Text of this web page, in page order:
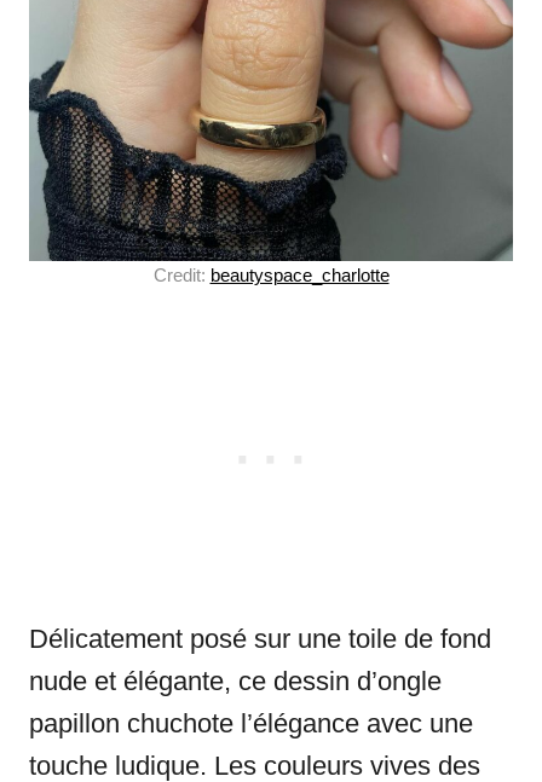
Credit: beautyspace_charlotte
Délicatement posé sur une toile de fond
nude et élégante, ce dessin d’ongle
papillon chuchote l’élégance avec une
touche ludique. Les couleurs vives des